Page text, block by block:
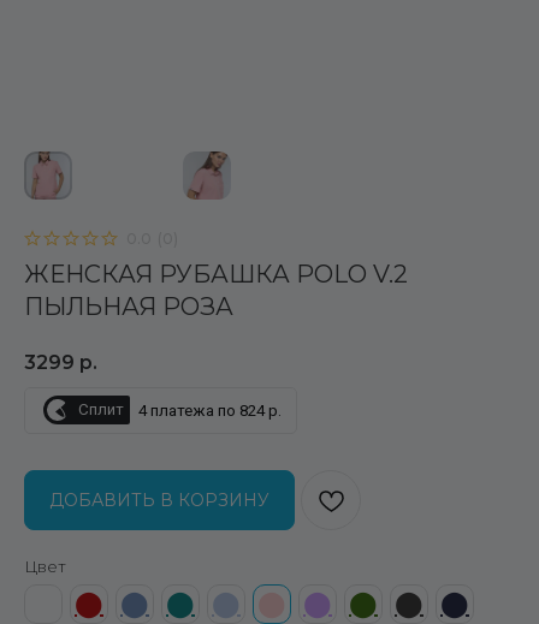
ЖЕНСКАЯ РУБАШКА POLO V.2
ПЫЛЬНАЯ РОЗА
3299 р.
Сплит 4 платежа по 824 р.
Цвет
⬤ ⬤ ⬤ ⬤ ⬤ ⬤ ⬤
⬤
ДОБАВИТЬ В КОРЗИНУ